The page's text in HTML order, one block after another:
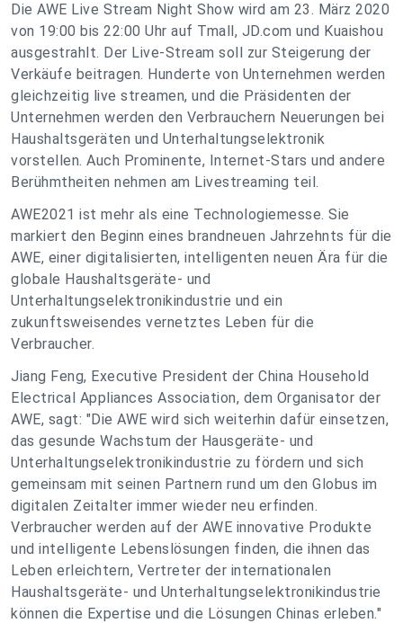
Die AWE Live Stream Night Show wird am 23. März 2020
von 19:00 bis 22:00 Uhr auf Tmall, JD.com und Kuaishou
ausgestrahlt. Der Live-Stream soll zur Steigerung der
Verkäufe beitragen. Hunderte von Unternehmen werden
gleichzeitig live streamen, und die Präsidenten der
Unternehmen werden den Verbrauchern Neuerungen bei
Haushaltsgeräten und Unterhaltungselektronik
vorstellen. Auch Prominente, Internet-Stars und andere
Berühmtheiten nehmen am Livestreaming teil.
AWE2021 ist mehr als eine Technologiemesse. Sie
markiert den Beginn eines brandneuen Jahrzehnts für die
AWE, einer digitalisierten, intelligenten neuen Ära für die
globale Haushaltsgeräte- und
Unterhaltungselektronikindustrie und ein
zukunftsweisendes vernetztes Leben für die
Verbraucher.
Jiang Feng, Executive President der China Household
Electrical Appliances Association, dem Organisator der
AWE, sagt: "Die AWE wird sich weiterhin dafür einsetzen,
das gesunde Wachstum der Hausgeräte- und
Unterhaltungselektronikindustrie zu fördern und sich
gemeinsam mit seinen Partnern rund um den Globus im
digitalen Zeitalter immer wieder neu erfinden.
Verbraucher werden auf der AWE innovative Produkte
und intelligente Lebenslösungen finden, die ihnen das
Leben erleichtern, Vertreter der internationalen
Haushaltsgeräte- und Unterhaltungselektronikindustrie
können die Expertise und die Lösungen Chinas erleben."